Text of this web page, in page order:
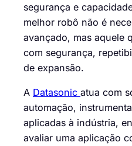
segurança e
melhor robô não é
avançado, mas aquele
com segurança,
de expansão.
A Datasonic atua com
automação,
aplicadas à indústria,
avaliar uma aplicação